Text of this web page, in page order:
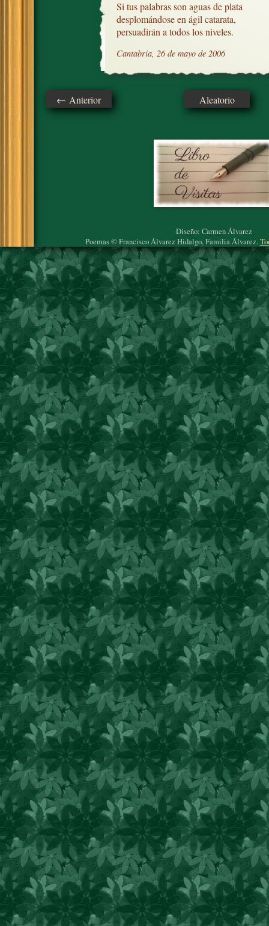
Si tus palabras son aguas de plata
desplomándose en ágil catarata,
persuadirán a todos los niveles.
Cantabria, 26 de mayo de 2006
← Anterior Aleatorio
Diseño: Carmen Álvarez
Poemas © Francisco Álvarez Hidalgo, Familia Álvarez.